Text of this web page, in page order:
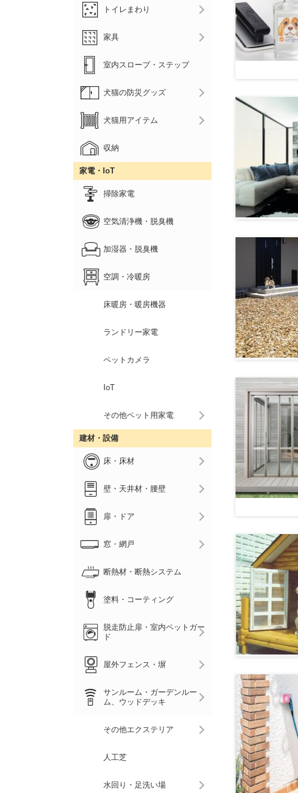
トイレまわり
家具
室内スロープ・ステップ
犬猫の防災グッズ
犬猫用アイテム
収納
家電・IoT
掃除家電
空気清浄機・脱臭機
加湿器・脱臭機
空調・冷暖房
床暖房・暖房機器
ランドリー家電
ペットカメラ
IoT
その他ペット用家電
建材・設備
床・床材
壁・天井材・腰壁
扉・ドア
窓・網戸
断熱材・断熱システム
塗料・コーティング
脱走防止扉・室内ペットガー
ド
屋外フェンス・塀
サンルーム・ガーデンルー
ム、ウッドデッキ
その他エクステリア
人工芝
水回り・足洗い場